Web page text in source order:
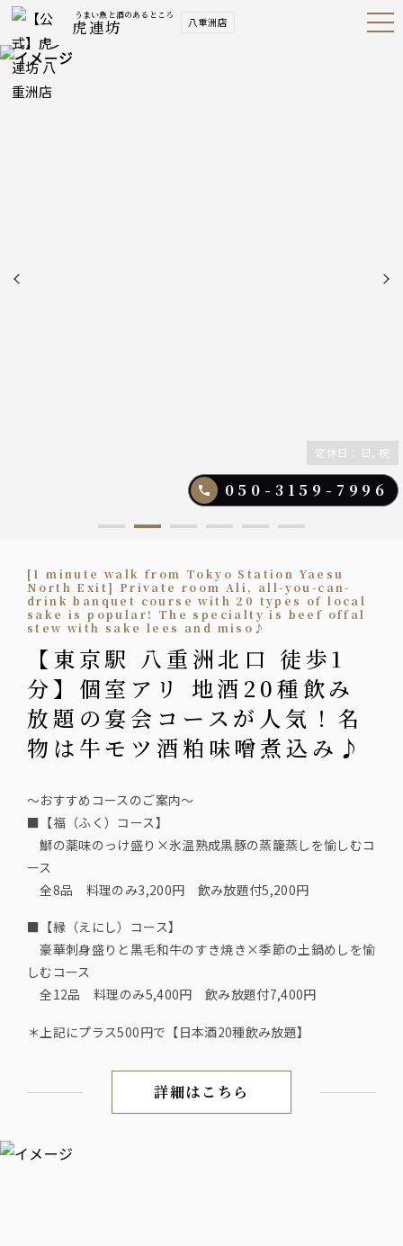
うまい魚と酒のあるところ
虎連坊 八重洲店 Open
Navig
050-3159-7996
定休日 : 日, 祝
[1 minute walk from Tokyo Station Yaesu
North Exit] Private room Ali, all-you-can-
drink banquet course with 20 types of local
sake is popular! The specialty is beef offal
stew with sake lees and miso♪
【東京駅 八重洲北口 徒歩1
分】個室アリ 地酒20種飲み
放題の宴会コースが人気！名
物は牛モツ酒粕味噌煮込み♪
～おすすめコースのご案内～
■【福（ふく）コース】
鰤の薬味のっけ盛り×氷温熟成黒豚の蒸籠蒸しを愉しむコ
ース
全8品 料理のみ3,200円 飲み放題付5,200円
■【縁（えにし）コース】
豪華刺身盛りと黒毛和牛のすき焼き×季節の土鍋めしを愉
しむコース
全12品 料理のみ5,400円 飲み放題付7,400円
＊上記にプラス500円で【日本酒20種飲み放題】
【東京駅 八重洲北口 徒歩1
詳細はこちら